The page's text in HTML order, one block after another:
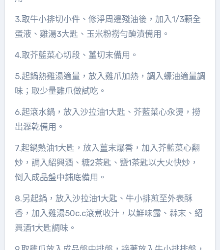
3.取牛小排切小件、修淨周邊殘油後，加入1/3顆全
蛋液、雞湯3大匙、玉米粉撈勻醃漬備用。
4.取芥藍菜心切段、薑切末備用。
5.起鍋熱雞湯適量，放入雞爪加熱，調入蠔油適量調
味；取少量雞爪做試吃。
6.起滾水鍋，放入沙拉油1大匙、芥藍菜心汆燙，撈
出瀝乾備用。
7.起鍋熱油1大匙，放入薑末爆香，加入芥藍菜心翻
炒，調入紹興酒、糖2茶匙、鹽1茶匙以大火快炒，
倒入成品盤中鋪底備用。
8.另起鍋，放入沙拉油1大匙、牛小排煎至外表酥
香，加入雞湯50c.c滾煮收汁，以鮮味露、蒜末、紹
興酒1大匙調味。